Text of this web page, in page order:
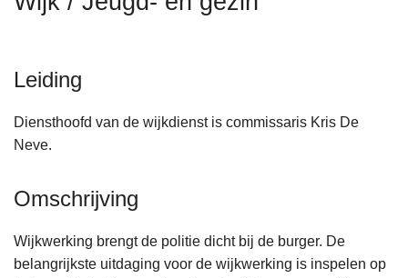
Leiding
Diensthoofd van de wijkdienst is commissaris Kris De
Neve.
Omschrijving
Wijkwerking brengt de politie dicht bij de burger. De
belangrijkste uitdaging voor de wijkwerking is inspelen op